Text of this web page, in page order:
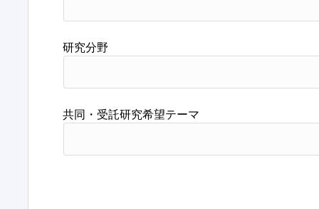
研究分野
共同・受託研究希望テーマ